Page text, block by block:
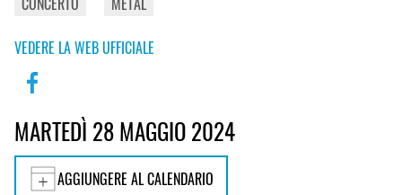
VEDERE LA WEB UFFICIALE
MARTEDÌ 28 MAGGIO 2024
AGGIUNGERE AL CALENDARIO